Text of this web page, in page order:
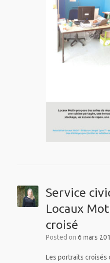
Service
Locaux
croisé
Posted on 6 mars
Les portraits croisés